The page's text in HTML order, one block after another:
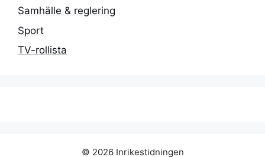
Samhälle & reglering
Sport
TV-rollista
© 2026 Inrikestidningen